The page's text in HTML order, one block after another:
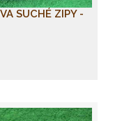
SUCHÉ ZIPY -